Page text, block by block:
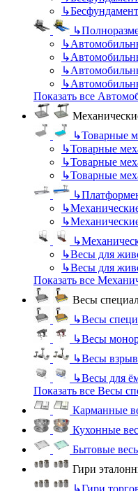
↳
↳
↳
↳
↳
↳
Показать все
↳Товарные
↳Товарные
↳Товарные
↳Товарные
↳
↳
↳
↳
↳Весы для
↳Весы для
Показать все
Весы
↳Весы
↳Весы
↳Весы
↳Весы для
Показать все Весы
Карманные
Кухонные
Бытовые
Гири
↳Гири